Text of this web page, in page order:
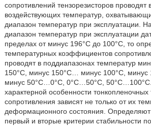
сопротивлений тензорезисторов проводят
воздействующих температур,
диапазон температур при эксплуатации.
диапазон температур при эксплуатации
пределах от минус 196°С до 100°С, то
температурных коэффициентов
проводят в поддиапазонах температур
150°С, минус 150°С… минус 100°С, минус
минус 50°С…0°С, 0°С…50°С, 50°С…100°С.
характерной особенности тонкопленочных
сопротивления зависят не только от их
деформационного состояния. Определяют
первый и вторые критерии стабильности